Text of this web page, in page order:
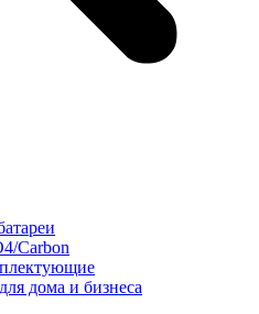
Carbon
дома и бизнеса